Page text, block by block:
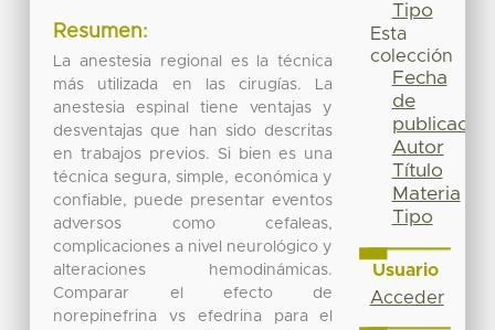
Resumen:
La anestesia regional es la técnica
más utilizada en las cirugías. La
anestesia espinal tiene ventajas y
desventajas que han sido descritas
en trabajos previos. Si bien es una
técnica segura, simple, económica y
confiable, puede presentar eventos
adversos como cefaleas,
complicaciones a nivel neurológico y
alteraciones hemodinámicas.
Comparar el efecto de
norepinefrina vs efedrina para el
Tipo
Esta
colección
Fecha
de
publicación
Autor
Título
Materia
Tipo
Usuario
Acceder